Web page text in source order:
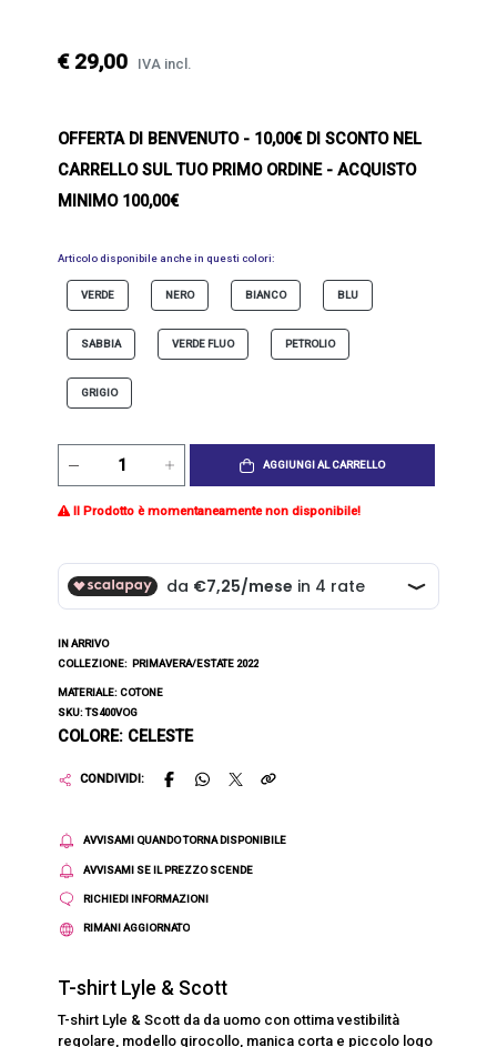
€ 29,00 IVA incl.
OFFERTA DI BENVENUTO- 10,00€ DI SCONTO NEL
CARRELLO SUL TUO PRIMO ORDINE - ACQUISTO
MINIMO 100,00€
Articolo disponibile anche in questi colori:
VERDE NERO BIANCO BLU
SABBIA VERDE FLUO PETROLIO
GRIGIO
AGGIUNGI AL CARRELLO
Il Prodotto è momentaneamente non disponibile!
IN ARRIVO
COLLEZIONE: PRIMAVERA/ESTATE 2022
MATERIALE: COTONE
SKU: TS400VOG
COLORE: CELESTE
CONDIVIDI:
AVVISAMI QUANDO TORNA DISPONIBILE
AVVISAMI SE IL PREZZO SCENDE
RICHIEDI INFORMAZIONI
RIMANI AGGIORNATO
T-shirt Lyle & Scott
T-shirt Lyle & Scott da da uomo con ottima vestibilità
regolare, modello girocollo, manica corta e piccolo logo